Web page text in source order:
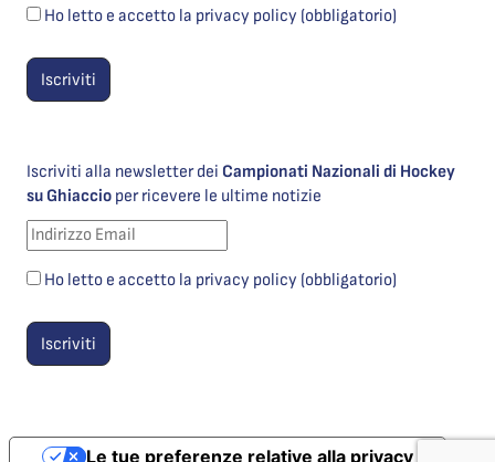
Ho letto e accetto la privacy policy (obbligatorio)
Iscriviti alla newsletter dei Campionati Nazionali di Hockey
su Ghiaccio per ricevere le ultime notizie
Ho letto e accetto la privacy policy (obbligatorio)
Le tue preferenze relative alla privacy